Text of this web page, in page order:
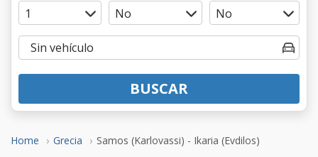
Home Grecia Samos (Karlovassi) - Ikaria (Evdilos)
BUSCAR